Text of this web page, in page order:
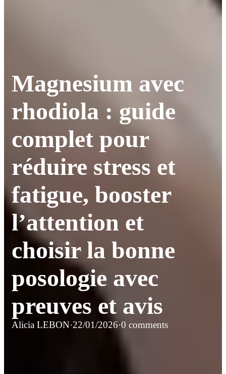
Magnesium avec
rhodiola : guide
complet pour
réduire stress et
fatigue, booster
l’attention et
choisir la bonne
posologie avec
preuves et avis
Alicia LEBON·22/01/2026·0 comments